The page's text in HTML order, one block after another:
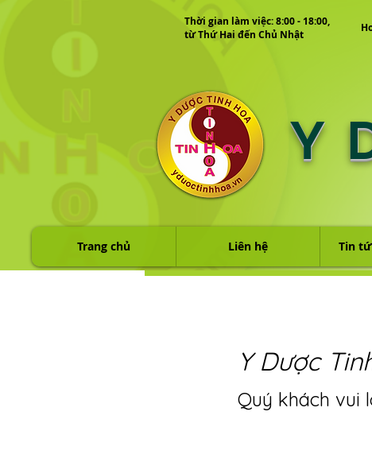
Thời gian làm việc: 8:00 - 18:00,
từ Thứ Hai đến Chủ Nhật
Y
Trang chủ Liên hệ Tin
Y Dược
Quý khách vui